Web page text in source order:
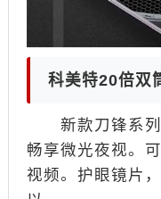
科美特20倍双
新款刀锋系列
畅享微光夜视。
视频。护眼镜片